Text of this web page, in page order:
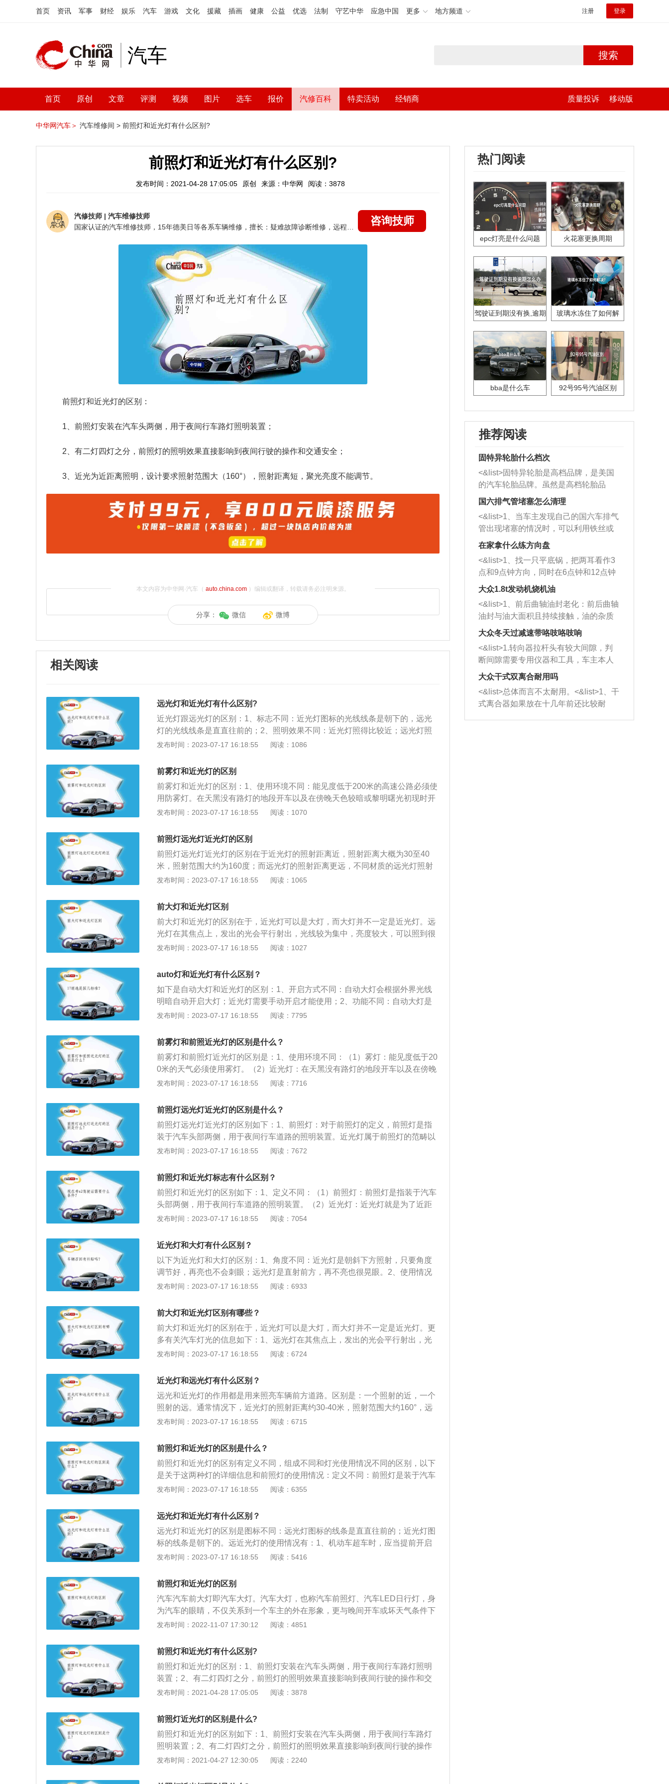
首页 资讯 军事 财经 娱乐 汽车 游戏 文化 援藏 插画 健康 公益 优选 法制 守艺中华 应急中国 更多 地方频道 注册 登录
汽车 搜索
首页 原创 文章 评测 视频 图片 选车 报价 汽修百科 特卖活动 经销商 质量投诉 移动版
中华网汽车＞ 汽车维修间 > 前照灯和近光灯有什么区别?
前照灯和近光灯有什么区别?
发布时间：2021-04-28 17:05:05 原创 来源：中华网 阅读：3878
汽修技师 | 汽车维修技师
咨询技师
前照灯和近光灯的区别：
1、前照灯安装在汽车头两侧，用于夜间行车路灯照明装置；
2、有二灯四灯之分，前照灯的照明效果直接影响到夜间行驶的操作和交通安全；
3、近光为近距离照明，设计要求照射范围大（160°），照射距离短，聚光亮度不能调节。
本文内容为中华网·汽车（ auto.china.com）编辑或翻译，转载请务必注明来源。
分享： 微信 微博
相关阅读
远光灯和近光灯有什么区别?
近光灯跟远光灯的区别：1、标志不同：近光灯图标的光线线条是朝下的，远光
灯的光线线条是直直往前的；2、照明效果不同：近光灯照得比较近；远光灯照
得比较远；3、使用方式不同：近光灯一般在有路灯照明的公路上使用，远光灯
不同：近光灯角度低距离近，能清晰分辨物体，远光角度高、距离远，可以提高
视线，扩大观察视野。以下是汽车灯的介绍：汽车灯，为保证安全行车而安装在
汽车上的各种交通灯。分照明灯和信号灯两类。1905至1912年，为解决前方道路
照明，始装用聚光灯式乙炔前照灯，并配备1只煤油灯为后牌照灯。1945至1947
年，最低程度必须配备的各种外部灯具已最后定型。合格的汽车灯应符合相应的
发布时间：2023-07-17 16:18:55 阅读：1086
前雾灯和近光灯的区别
前雾灯和近光灯的区别：1、使用环境不同：能见度低于200米的高速公路必须使
用防雾灯。在天黑没有路灯的地段开车以及在傍晚天色较暗或黎明曙光初现时开
车，都必须打开近光灯；2、作用不同：雾灯是减少低能见度气象条件下发生交
强度比尾灯更大，防雾灯亮度高、穿透性强，不会因雾气而产生漫反射。近光灯
的照射范围大（160°），照射距离短，聚光度也无法调节，有非常明显的光束明
暗截止线；4、照射角度不同：前雾灯的照射角度比近光灯的照射角度更大，使
其能照射的更远。尤其是在大雾天气下，能使前后车更快注意到；5、穿透性不
同：雾灯的穿透力很强，在大雾的天气里，能够穿透浓雾，让人看清楚前方道
对前车后车司机造成很大的干扰，很容易造成事故的发生。
发布时间：2023-07-17 16:18:55 阅读：1070
前照灯远光灯近光灯的区别
前照灯远光灯近光灯的区别在于近光灯的照射距离近，照射距离大概为30至40
米，照射范围大约为160度；而远光灯的照射距离更远，不同材质的远光灯照射
距离不同，而且远光灯的光线更为集中。汽车远光灯和近光灯的图标不同，主要
下。由于近光灯和远光灯都属于前照灯，前照灯的照明效果直接影响夜间行车驾
驶的操作和交通安全。还有一些路段有照明设备，但亮度不够，这时也应该打开
近光灯。远光灯不能随意用，一定要在路上没有其它照明设备，而且对面没有车
辆行驶的情况下，才能使用远光灯，否则会严重干扰对方视线，甚至造成交通事
故。如果遇到对面车道车主开了远光灯，首先远近光交替使用，示意对方切换到
适当鸣笛。
发布时间：2023-07-17 16:18:55 阅读：1065
前大灯和近光灯区别
前大灯和近光灯的区别在于，近光灯可以是大灯，而大灯并不一定是近光灯。远
光灯在其焦点上，发出的光会平行射出，光线较为集中，亮度较大，可以照到很
远很高的物体。近光灯在其焦点以外，发出的光呈现发散状态出来，可以照到近
里时，可使用近光灯，当车速高于每小时30公里时，可使用远光灯。夜间车辆通
过照明条件好的路段，应使用近光灯。在没有中心隔离设施或者没有中心线的道
路上，夜间会车应当在距相对方向来车150米以外改用近光灯，在窄路、窄桥与
非机动车会车时应当使用近光灯。机动车在夜间没有路灯、照明不良或者遇有
零、雨、雪、沙尘、冰雹等低能见度情况下行驶时，同方向行驶的后车与前车近
没有交通信号灯控制的路口时，应当交替使用远近光灯示意。
发布时间：2023-07-17 16:18:55 阅读：1027
auto灯和近光灯有什么区别？
如下是自动大灯和近光灯的区别：1、开启方式不同：自动大灯会根据外界光线
明暗自动开启大灯；近光灯需要手动开启才能使用；2、功能不同：自动大灯是
在前大灯安装了感光控制系统，当感光控制系统感应到外界光线强度大于或小于
车大灯也称汽车前照灯、汽车LED日行灯，作为汽车的眼睛，不仅关系到一个车
主的外在形象，更与夜间开车或坏天气条件下的安全驾驶紧密联系。
发布时间：2023-07-17 16:18:55 阅读：7795
前雾灯和前照近光灯的区别是什么？
前雾灯和前照灯近光灯的区别是：1、使用环境不同：（1）雾灯：能见度低于20
0米的天气必须使用雾灯。（2）近光灯：在天黑没有路灯的地段开车以及在傍晚
天色较暗或黎明曙光初现时开车，都必须打开近光灯；如果赶上大雾、下雪或大
设备，但亮度不够，这时也应该打开近光灯。2、作用不同：（1）雾灯：起到警
示与穿透雾气的作用。（2）近光灯：为了近距离照明。3、特点不同：（1）雾
灯：发光强度比尾灯更大，防雾灯亮度高、穿透性强，不会因雾气而产生漫反
射。（2）近光灯：照射范围大（160°），照射距离短，聚光度也无法调节，有
非常明显的光束明暗截止线。
发布时间：2023-07-17 16:18:55 阅读：7716
前照灯远光灯近光灯的区别是什么？
前照灯远光灯近光灯的区别如下：1、前照灯：对于前照灯的定义，前照灯是指
装于汽车头部两侧，用于夜间行车道路的照明装置。近光灯属于前照灯的范畴以
内，但绝对不是前照灯就仅仅是近光灯。根据定义来讲，近光灯、远光灯都属于
中，亮度较大，可以照到很远很高的物体。3、近光灯：近光灯在其焦点以外，
（1倍到2倍焦点间），发出的光呈现发散状态出来，可以照到近处较大范围内的
物体。都是用来夜间照明，不过远光角度高距离远，近光角度低距离近。
发布时间：2023-07-17 16:18:55 阅读：7672
前照灯和近光灯标志有什么区别？
前照灯和近光灯的区别如下：1、定义不同：（1）前照灯：前照灯是指装于汽车
头部两侧，用于夜间行车道路的照明装置。（2）近光灯：近光灯就是为了近距
离照明，设计要求就是照射范围大（160°），照射距离短，聚光度也无法调节。
三部分组成。（2）近光灯：近光灯由汽车车头前两侧的灯组成，照射距离约在3
0-40米左右，特点是照射范围大，照射距离短。
发布时间：2023-07-17 16:18:55 阅读：7054
近光灯和大灯有什么区别？
以下为近光灯和大灯的区别：1、角度不同：近光灯是朝斜下方照射，只要角度
调节好，再亮也不会刺眼；远光灯是直射前方，再不亮也很晃眼。2、使用情况
不同：（1）夜间上高速开远光，当灯光能够照到前车车尾时切近光。（2）进入
位灯，切忌使用远光灯。（4）夜间超车时，先远近光切换告知前车。
发布时间：2023-07-17 16:18:55 阅读：6933
前大灯和近光灯区别有哪些？
前大灯和近光灯的区别在于，近光灯可以是大灯，而大灯并不一定是近光灯。更
多有关汽车灯光的信息如下：1、远光灯在其焦点上，发出的光会平行射出，光
线较为集中，亮度较大，可以照到很远很高的物体。2、近光灯在其焦点以外，
照明条件的道路行车，当车速低于每小时30公里时，可使用近光灯；当车速高于
每小时30公里时，可使用远光灯。夜间车辆通过照明条件好的路段，应使用近光
灯。4、在没有中心隔离设施或者没有中心线的道路上，夜间会车应当在距相对
方向来车150米以外改用近光灯，在窄路、窄桥与非机动车会车时应当使用近光
灯；机动车在夜间没有路灯、照明不良或者5、遇有雾、雨、雪、沙尘、冰雹等
灯；机动车在夜间通过急弯、坡路、拱桥、人行横道或者没有交通信号灯控制的
路口时，应当交替使用远近光灯示意。
发布时间：2023-07-17 16:18:55 阅读：6724
近光灯和远光灯有什么区别？
远光和近光灯的作用都是用来照亮车辆前方道路。区别是：一个照射的近，一个
照射的远。通常情况下，近光灯的照射距离约30-40米，照射范围大约160°，远
光灯则光线较为集中，亮点大，可以照射到更高更远的地方，当然照射距离根据
有路灯的地段开车以及在傍晚天色较暗或黎明曙光初现时开车时，应该开近光
灯。当然还有一些路段有照明设备，但亮度不够，这时也应该打开近光灯。2、
远光灯不能随意用，一定要在路上没有其它照明设备，而且对面没有车辆行驶的
情况下，才能使用远光灯，否则会严重干扰对方视线，甚至造成交通事故。
发布时间：2023-07-17 16:18:55 阅读：6715
前照灯和近光灯的区别是什么？
前照灯和近光灯的区别有定义不同，组成不同和灯光使用情况不同的区别，以下
是关于这两种灯的详细信息和前照灯的使用情况：定义不同：前照灯是装于汽车
头部两侧，用于夜间行车道路的照明装置；近光灯是为了近距离照明，设计要求
（散光镜）三部分组成；近光灯由汽车车头前两侧的灯组成。近光灯的使用情况
有：在没有中心隔离设施或者没有中心线的道路上用近光灯。夜间会车应当在距
相对方向来车150米以外改用近光灯。机动车在夜间没有路灯、照明不良或者遇
有雾、雨、雪、沙尘、冰雹等低能见度情况下行驶时用近光灯。
发布时间：2023-07-17 16:18:55 阅读：6355
远光灯和近光灯有什么区别？
远光灯和近光灯的区别是图标不同：远光灯图标的线条是直直往前的；近光灯图
标的线条是朝下的。远近光灯的使用情况有：1、机动车超车时，应当提前开启
左转向灯，变换使用远、近光灯或者鸣喇叭，以提醒前车注意避让；2、路况不
机动车在夜间没有路灯、照明不良或者遇有雾、雨、雪、沙尘、冰雹等低能见度
情况下行驶时，应当开启前照灯、示廓灯和后位灯，但同方向行驶的后车与前车
近距离行驶时，不得使用远光灯。
发布时间：2023-07-17 16:18:55 阅读：5416
前照灯和近光灯的区别
汽车汽车前大灯即汽车大灯。汽车大灯，也称汽车前照灯、汽车LED日行灯，身
为汽车的眼睛，不仅关系到一个车主的外在形象，更与晚间开车或坏天气条件下
的安全驾驶紧密联系。车灯的使用及保养，是不能忽略的。在其中包括远光灯和
晚间行车路面的照明灯具装置。从这句话中，我们就可以获知，近光灯归属于汽
车前大灯的范畴之内，但肯定不是汽车前大灯就单单是近光灯。依据界定而言，
近光灯、远光灯都归属于汽车前大灯。汽车前大灯有两灯制和四灯制之分，怎么
辨别是两灯还是四灯？其实不是很难，两灯制便是远近光集成在一个灯泡上，随
后一面一个；四灯制便是远近光分开的，一面两个，随后便是四灯。汽车前大灯
界各地交通管理部门通常都以法律形式要求了汽车汽车前大灯的照明标准，以保
证晚间行车的安全。依据《机动车运行安全技术条件》要求，汽车汽车前大灯务
必符合照明灯具距离、位置、防炫目装置和发光强度的要求。例如照明灯具距
物，远光灯的照明灯具距离超过100米。这个照明灯具距离是依据汽车的行驶速
发布时间：2022-11-07 17:30:12 阅读：4851
前照灯和近光灯有什么区别?
前照灯和近光灯的区别：1、前照灯安装在汽车头两侧，用于夜间行车路灯照明
装置；2、有二灯四灯之分，前照灯的照明效果直接影响到夜间行驶的操作和交
通安全；3、近光为近距离照明，设计要求照射范围大（160°），照射距离短，
发布时间：2021-04-28 17:05:05 阅读：3878
前照灯近光灯的区别是什么?
前照灯和近光灯的区别如下：1、前照灯安装在汽车头两侧，用于夜间行车路灯
照明装置；2、有二灯四灯之分，前照灯的照明效果直接影响到夜间行驶的操作
和交通安全；3、近光为近距离照明，设计要求照射范围大（160°），照射距离
发布时间：2021-04-27 12:30:05 阅读：2240
热门阅读
epc灯亮是什么问题 火花塞更换周期
驾驶证到期没有换,逾期
玻璃水冻住了如何解
bba是什么车 92号95号汽油区别
推荐阅读
固特异轮胎什么档次
<&list>固特异轮胎是高档品牌，是美国
的汽车轮胎品牌。虽然是高档轮胎品
牌，但是中高低端的轮胎都有生产，这
也是为了更好的开拓市场。
国六排气管堵塞怎么清理
<&list>1、当车主发现自己的国六车排气
管出现堵塞的情况时，可以利用铁丝或
者是细棍，直接将杂物给取出来，如果
堵塞情况比较严重，也可以采取应急措
施。 <&list>2、直接利用木棍将所有的
杂物推到排气管里面的位置处，然后将
三元催化器拆解开，就可以将堵塞的东
西取出来。但如果是因为积碳过多引起
的堵塞，就需要将三元催化器泡在草酸
洗剂对堵塞的情况得到解决，将清洗剂
放在燃油箱中，与燃油混合后，车辆启
动时，就可以和汽油一起进入到燃烧
室，最后形成废气排出，就可以让三元
催化器得到清洗，排气管堵塞的情况就
能够得到解决。
在家拿什么练方向盘
<&list>1、找一只平底锅，把两耳看作3
点和9点钟方向，同时在6点钟和12点钟
方向做一个标记。 <&list>2、双手握住
一圈半的练习，往右同样也要打相同的
圈数。 <&list>3、最后强调要反复练
习，这样就可以形成肌肉记忆，在真实
驾驶车辆时，不需要记忆也能打好方
向。
大众1.8t发动机烧机油
<&list>1、前后曲轴油封老化：前后曲轴
油封与油大面积且持续接触，油的杂质
和发动机内持续温度变化使其密封效果
逐渐减弱，导致渗油或漏油。<&list>2、
活塞间隙过大：积碳会使活塞环与缸体
的间隙扩大，导致机油流入燃烧室中，
造成烧机油。<&list>3、机油粘度。使用
机油粘度过小的话，同样会有烧机油现
象，机油粘度过小具有很好的流动性，
大众冬天过减速带咯吱咯吱响
<&list>1.转向器拉杆头有较大间隙，判
断间隙需要专用仪器和工具，车主本人
无法制作，需要将车辆送到修理厂或4s
店；<&list>2.车辆半轴套管防尘罩破
裂，破裂后会出现漏油现象，使半轴磨
损严重，磨损的半轴容易损坏，产生异
响；<&list>3.稳定器的转向胶套和球头
大众干式双离合耐用吗
<&list>总体而言不太耐用。<&list>1、干
式离合器如果放在十几年前还比较耐